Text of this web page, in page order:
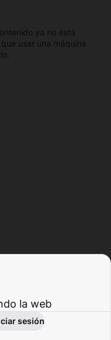
ya no está
usar una máquina
la web
sesión